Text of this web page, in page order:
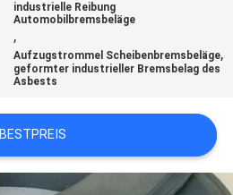
industrielle Reibung
Automobilbremsbeläge
,
Aufzugstrommel Scheibenbremsbeläge,
geformter industrieller Bremsbelag des
Asbests
BESTPREIS